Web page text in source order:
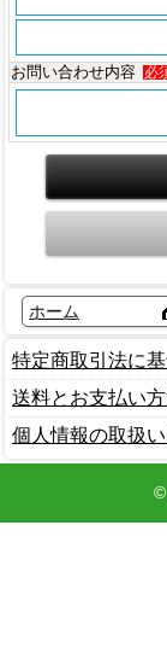
お問い合わせ内容
必
ホーム
特定商取引法に
送料とお支払い
個人情報の取扱
©